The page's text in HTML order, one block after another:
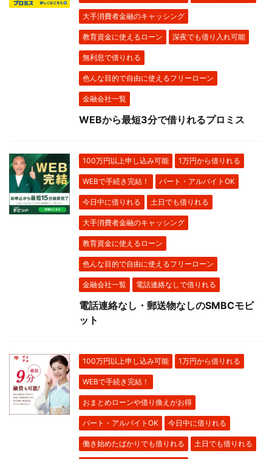
大手消費者金融のキャッシング
教育資金に使えるローン 深夜でも借り入れ可能
無利息で借りれる
色んな目的で自由に使えるフリーローン
金融会社一覧
WEBから最短3分で借りれるプロミス
100万円以上申し込み可能 1万円から借りれる
WEBで手続き完結！ パート・アルバイトOK
今日中に借りれる 土日でも借りれる
大手消費者金融のキャッシング
教育資金に使えるローン
色んな目的で自由に使えるフリーローン
金融会社一覧 電話連絡なしで借りれる
電話連絡なし・郵送物なしのSMBCモビ
ット
100万円以上申し込み可能 1万円から借りれる
WEBで手続き完結！
おまとめローンや借り換えがお得
パート・アルバイトOK 今日中に借りれる
働き始めたばかりでも借りれる 土日でも借りれる